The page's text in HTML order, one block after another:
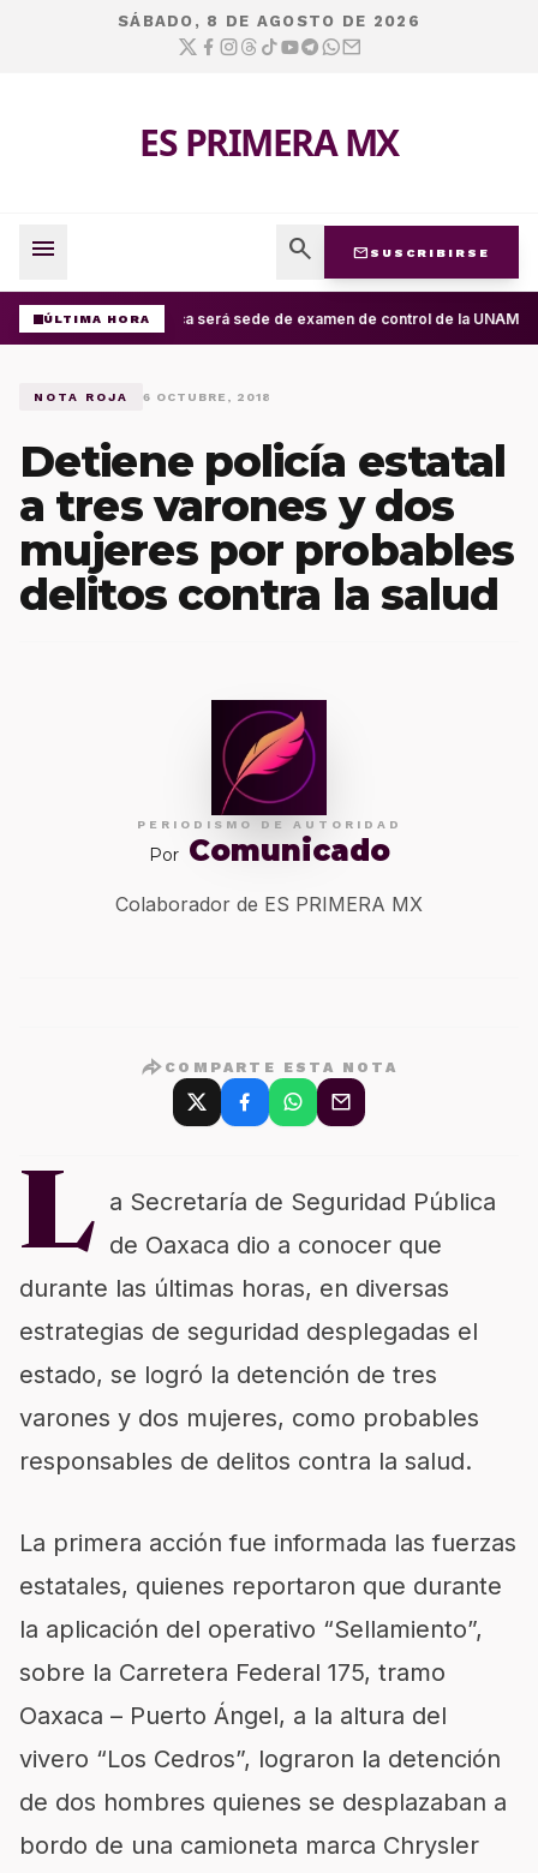
SÁBADO, 8 DE AGOSTO DE 2026
ES PRIMERA MX
menu search mail SUSCRIBIRSE
ÚLTIMA HORAOaxaca será sede de examen de control de la UNAM;
NOTA ROJA 6 OCTUBRE, 2018
Detiene policía estatal
a tres varones y dos
mujeres por probables
delitos contra la salud
PERIODISMO DE AUTORIDAD
Por Comunicado
Colaborador de ES PRIMERA MX
COMPARTE ESTA NOTA
L a Secretaría de Seguridad Pública
de Oaxaca dio a conocer que
durante las últimas horas, en diversas
estrategias de seguridad desplegadas el
estado, se logró la detención de tres
varones y dos mujeres, como probables
responsables de delitos contra la salud.
La primera acción fue informada las fuerzas
estatales, quienes reportaron que durante
la aplicación del operativo “Sellamiento”,
sobre la Carretera Federal 175, tramo
Oaxaca – Puerto Ángel, a la altura del
vivero “Los Cedros”, lograron la detención
de dos hombres quienes se desplazaban a
bordo de una camioneta marca Chrysler